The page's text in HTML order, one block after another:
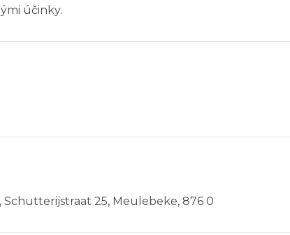
účinky.
, Schutterijstraat 25, Meulebeke, 876 0